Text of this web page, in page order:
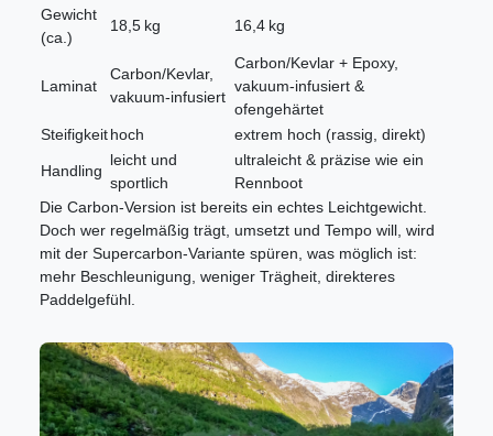
Gewicht
(ca.)
18,5 kg 16,4 kg
Laminat
Carbon/Kevlar,
vakuum-infusiert
Carbon/Kevlar + Epoxy,
vakuum-infusiert &
ofengehärtet
Steifigkeithoch extrem hoch (rassig, direkt)
Handling
leicht und
sportlich
ultraleicht & präzise wie ein
Rennboot
Die Carbon-Version ist bereits ein echtes Leichtgewicht.
Doch wer regelmäßig trägt, umsetzt und Tempo will, wird
mit der Supercarbon-Variante spüren, was möglich ist:
mehr Beschleunigung, weniger Trägheit, direkteres
Paddelgefühl.